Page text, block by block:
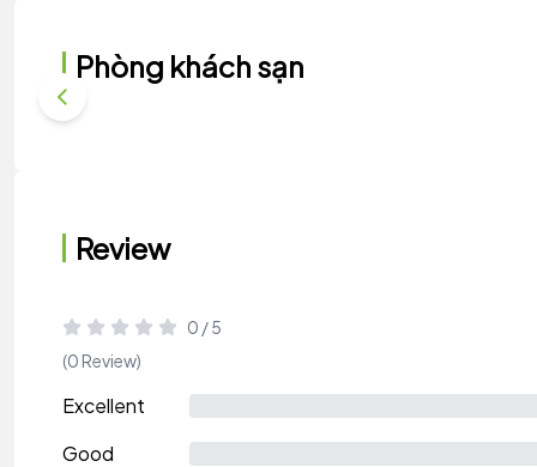
Phòng khách sạn
Review
0 / 5
(0 Review)
Excellent
Good